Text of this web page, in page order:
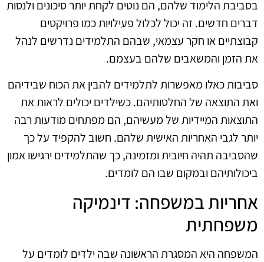
בסביבת הלימוד שלהם, הם נוטים לקחת יותר סיכונים ולנסות
דברים חדשים. זה יכול לכלול פעילויות כמו פרויקטים
קבוצתיים או חקר עצמאי, שבהם התלמידים נדרשים לנהל
את הזמן והמשאבים שלהם בעצמם.
סביבות כאלו מאפשרות לתלמידים להבין את הכוח שבידיהם
ואת התוצאה של החלטותיהם. כשילדים יכולים לראות את
התוצאות המיידיות של מעשיהם, הם מפתחים מודעות רבה
יותר לגבי האחריות האישית שלהם. חשוב להקפיד על כך
שהסביבה תהיה חיובית ומזמינה, כך שהתלמידים ירגישו אמון
ביכולותיהם ובמקום שבו הם לומדים.
אחריות במשפחה: דינמיקה
משפחתית
המשפחה היא המסגרת הראשונה שבה ילדים לומדים על